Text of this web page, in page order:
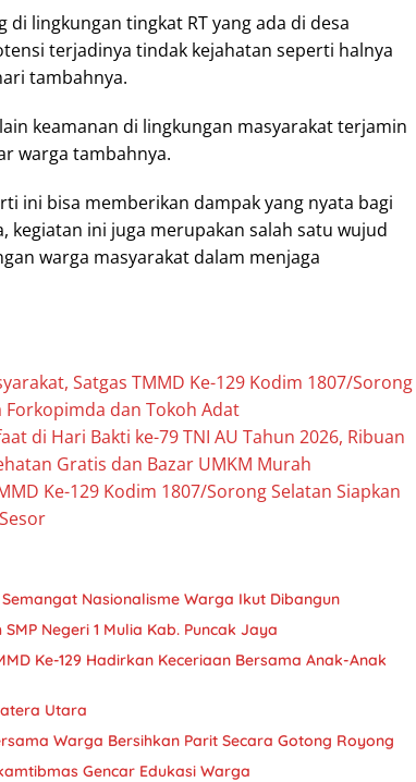
lingkungan tingkat RT yang ada di desa
terjadinya tindak kejahatan seperti halnya
tambahnya.
keamanan di lingkungan masyarakat terjamin
warga tambahnya.
ini bisa memberikan dampak yang nyata bagi
kegiatan ini juga merupakan salah satu wujud
warga masyarakat dalam menjaga
Satgas TMMD Ke-129 Kodim 1807/Sorong
Forkopimda dan Tokoh Adat
di Hari Bakti ke-79 TNI AU Tahun 2026, Ribuan
Gratis dan Bazar UMKM Murah
Ke-129 Kodim 1807/Sorong Selatan Siapkan
Nasionalisme Warga Ikut Dibangun
Negeri 1 Mulia Kab. Puncak Jaya
Ke-129 Hadirkan Keceriaan Bersama Anak-Anak
Utara
Warga Bersihkan Parit Secara Gotong Royong
Gencar Edukasi Warga